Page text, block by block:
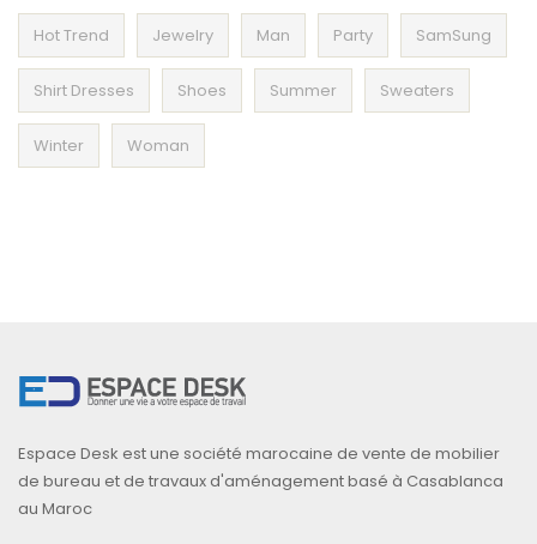
Hot Trend Jewelry Man Party SamSung
Shirt Dresses Shoes Summer Sweaters
Winter Woman
Espace Desk est une société marocaine de vente de mobilier
de bureau et de travaux d'aménagement basé à Casablanca
au Maroc